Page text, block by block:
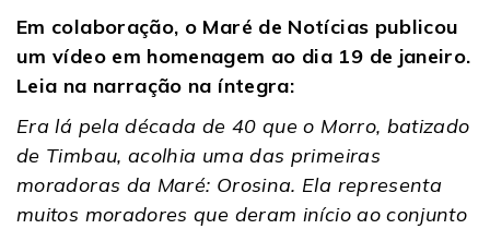
Em colaboração, o Maré de Notícias publicou
um vídeo em homenagem ao dia 19 de janeiro.
Leia na narração na íntegra:
Era lá pela década de 40 que o Morro, batizado
de Timbau, acolhia uma das primeiras
moradoras da Maré: Orosina. Ela representa
muitos moradores que deram início ao conjunto